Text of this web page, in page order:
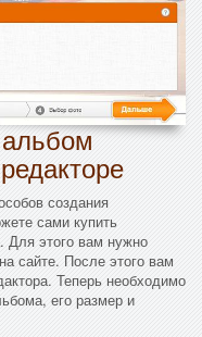
альбом
создания
сами купить
этого вам нужно
сайте. После этого вам
Теперь необходимо
его размер и